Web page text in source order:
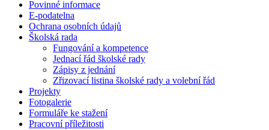
Povinné informace
E-podatelna
Ochrana osobních údajů
Školská rada
Fungování a kompetence
Jednací řád školské rady
Zápisy z jednání
Zřizovací listina školské rady a volební řád
Projekty
Fotogalerie
Formuláře ke stažení
Pracovní příležitosti